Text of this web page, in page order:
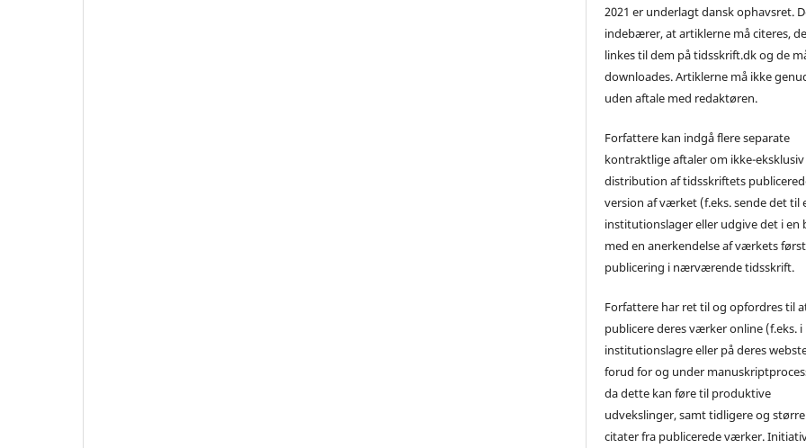
2021 er underlagt dansk ophavsret.
indebærer, at artiklerne må citeres,
linkes til dem på tidsskrift.dk og de
downloades. Artiklerne må ikke
uden aftale med redaktøren.
Forfattere kan indgå flere separate
kontraktlige aftaler om ikke-eksklusiv
distribution af tidsskriftets
version af værket (f.eks. sende det til
institutionslager eller udgive det i en
med en anerkendelse af værkets
publicering i nærværende tidsskrift.
Forfattere har ret til og opfordres til
publicere deres værker online (f.eks. i
institutionslagre eller på deres
forud for og under
da dette kan føre til produktive
udvekslinger, samt tidligere og større
citater fra publicerede værker.